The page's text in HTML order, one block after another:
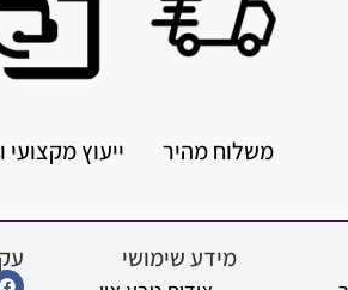
משלוח מהיר ייעוץ מקצועי ואדיב
מידע שימושי עקבו אחרינו